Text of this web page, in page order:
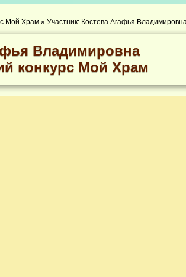
Мой Храм » Участник: Костева Агафья
Владимировна
конкурс Мой Храм